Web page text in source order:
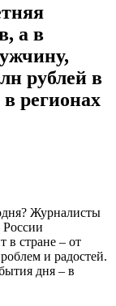
а в
рублей в
регионах
Журналисты
России
в стране – от
и радостей.
дня – в